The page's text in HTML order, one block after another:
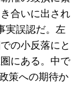
合いに出され
実誤認だ。左
の小反落にと
にある。中で
策への期待か